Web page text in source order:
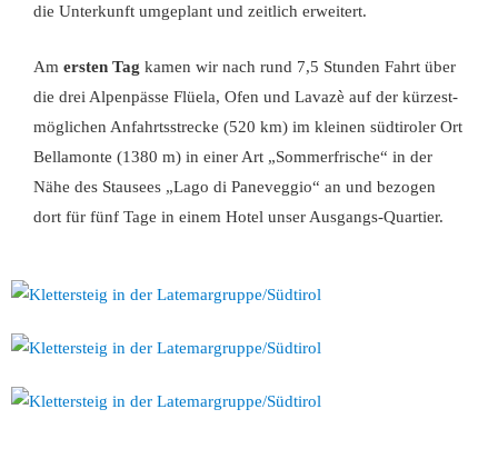
die Unterkunft umgeplant und zeitlich erweitert.
Am ersten Tag kamen wir nach rund 7,5 Stunden Fahrt über
die drei Alpenpässe Flüela, Ofen und Lavazè auf der kürzest-
möglichen Anfahrtsstrecke (520 km) im kleinen südtiroler Ort
Bellamonte (1380 m) in einer Art „Sommerfrische“ in der
Nähe des Stausees „Lago di Paneveggio“ an und bezogen
dort für fünf Tage in einem Hotel unser Ausgangs-Quartier.